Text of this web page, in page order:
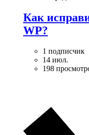
Как
WP?
1 подписчик
14 июл.
198